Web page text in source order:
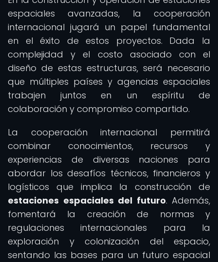
espaciales avanzadas, la cooperación
internacional jugará un papel fundamental
en el éxito de estos proyectos. Dada la
complejidad y el costo asociado con el
diseño de estas estructuras, será necesario
que múltiples países y agencias espaciales
trabajen juntos en un espíritu de
colaboración y compromiso compartido.
La cooperación internacional permitirá
combinar conocimientos, recursos y
experiencias de diversas naciones para
abordar los desafíos técnicos, financieros y
logísticos que implica la construcción de
estaciones espaciales del futuro. Además,
fomentará la creación de normas y
regulaciones internacionales para la
exploración y colonización del espacio,
sentando las bases para un futuro espacial